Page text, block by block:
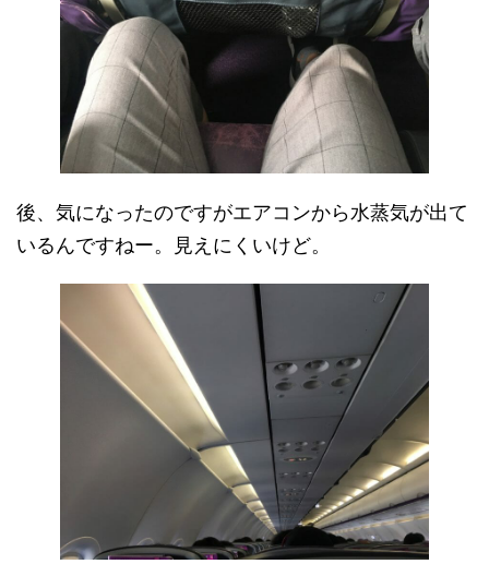
後、気になったのですがエアコンから水蒸気が出て
いるんですねー。見えにくいけど。